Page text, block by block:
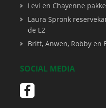
Levi en Chayenne
Laura Spronk
de L2
Britt, Anwen, Robby en
SOCIAL MEDIA